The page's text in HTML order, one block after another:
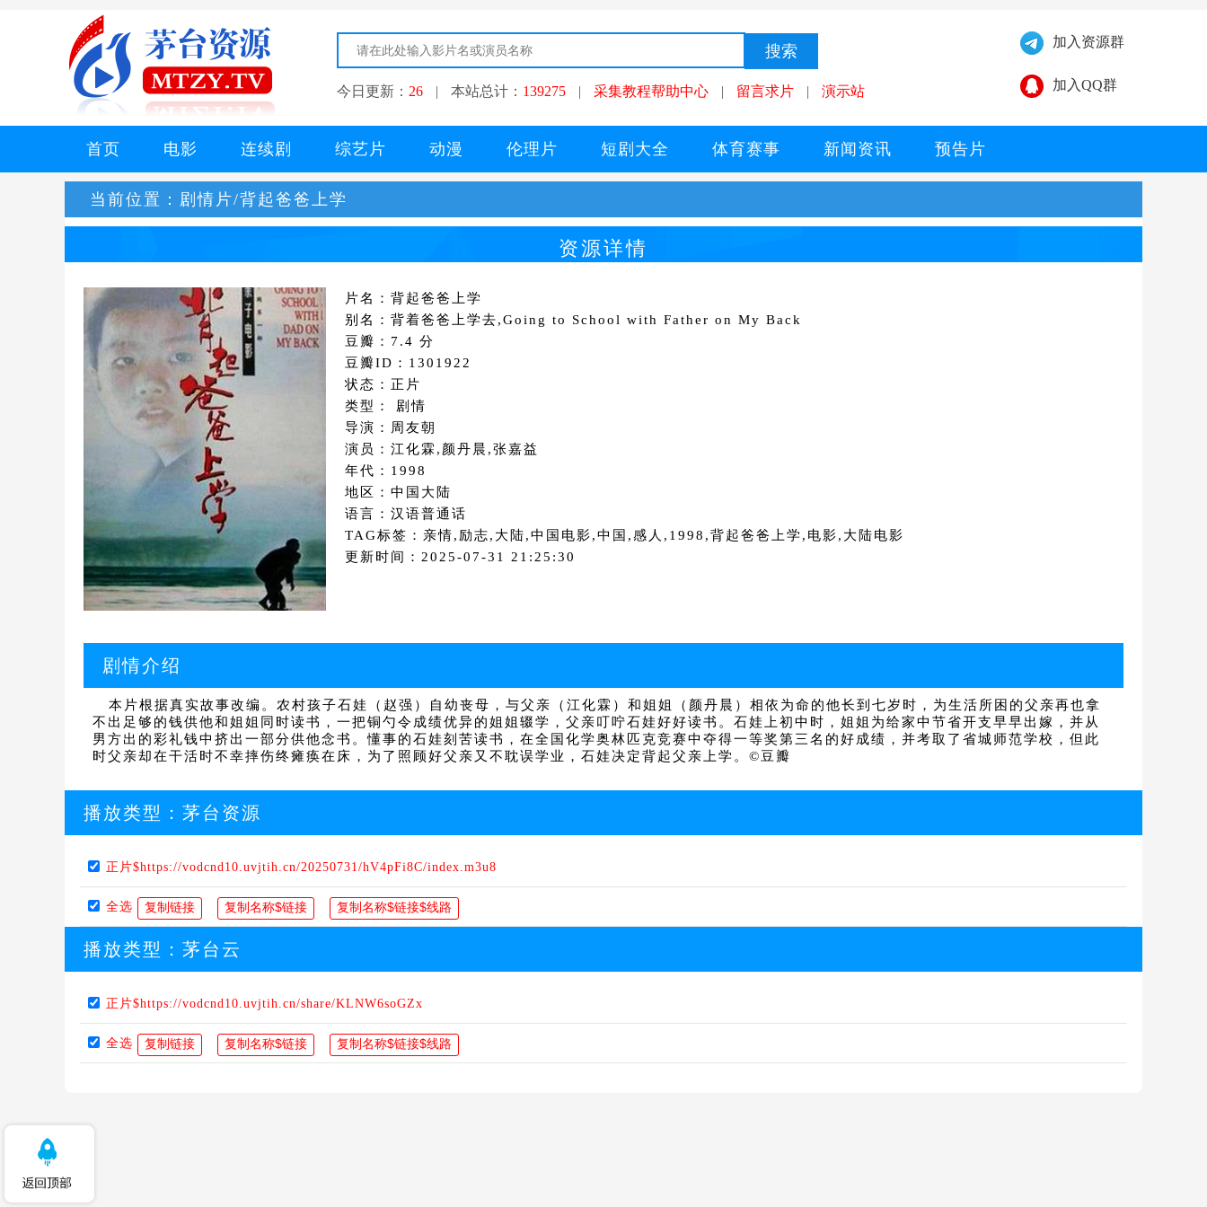
今日更新： 26 | 本站总计： 139275 | 采集教程帮助中心 | 留言求片 | 演示站
加入资源群
加入QQ群
首页 电影 连续剧 综艺片 动漫 伦理片 短剧大全 体育赛事 新闻资讯 预告片
当前位置： 剧情片/背起爸爸上学
资源详情
片名：背起爸爸上学
别名：背着爸爸上学去,Going to School with Father on My Back
豆瓣：7.4 分
豆瓣ID：1301922
状态：正片
类型： 剧情
导演：周友朝
演员：江化霖,颜丹晨,张嘉益
年代：1998
地区：中国大陆
语言：汉语普通话
TAG标签：亲情,励志,大陆,中国电影,中国,感人,1998,背起爸爸上学,电影,大陆电影
更新时间：2025-07-31 21:25:30
剧情介绍
本片根据真实故事改编。农村孩子石娃（赵强）自幼丧母，与父亲（江化霖）和姐姐（颜丹晨）相依为命的他长到七岁时，为生活所困的父亲再也拿
不出足够的钱供他和姐姐同时读书，一把铜勺令成绩优异的姐姐辍学，父亲叮咛石娃好好读书。石娃上初中时，姐姐为给家中节省开支早早出嫁，并从
男方出的彩礼钱中挤出一部分供他念书。懂事的石娃刻苦读书，在全国化学奥林匹克竞赛中夺得一等奖第三名的好成绩，并考取了省城师范学校，但此
时父亲却在干活时不幸摔伤终瘫痪在床，为了照顾好父亲又不耽误学业，石娃决定背起父亲上学。©豆瓣
播放类型： 茅台资源
正片$https://vodcnd10.uvjtih.cn/20250731/hV4pFi8C/index.m3u8
全选
播放类型： 茅台云
正片$https://vodcnd10.uvjtih.cn/share/KLNW6soGZx
全选